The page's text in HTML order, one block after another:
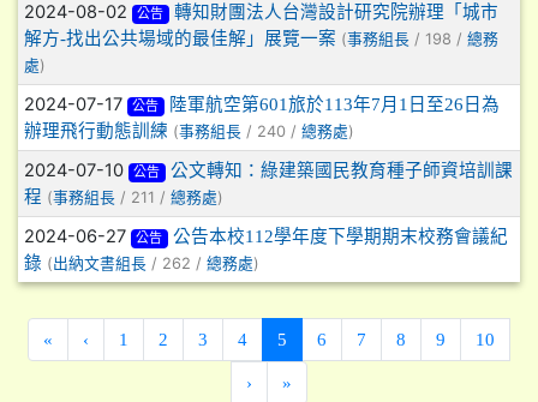
2024-08-02 公告
轉知財團法人台灣設計研究院辦理「城市
解方-找出公共場域的最佳解」展覽一案 (事務組長 / 198 / 總務
處)
2024-07-17 公告
陸軍航空第601旅於113年7月1日至26日為
辦理飛行動態訓練 (事務組長 / 240 / 總務處)
2024-07-10 公告
公文轉知：綠建築國民教育種子師資培訓課
程 (事務組長 / 211 / 總務處)
2024-06-27 公告
公告本校112學年度下學期期末校務會議紀
錄 (出納文書組長 / 262 / 總務處)
« ‹ 1 2 3 4 5 (current)
6 7 8 9 10
› »